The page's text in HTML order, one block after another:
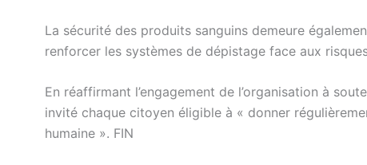
La sécurité des produits sanguins demeure
renforcer les systèmes de dépistage face aux
En réaffirmant l’engagement de l’organisation à
invité chaque citoyen éligible à « donner
humaine ». FIN